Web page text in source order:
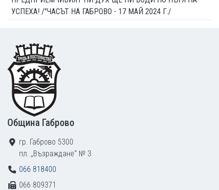
УСПЕХА! /"ЧАСЪТ НА ГАБРОВО - 17 МАЙ 2024 Г./
Footer
Община Габрово
гр. Габрово 5300
пл. „Възраждане“ № 3
066 818400
066 809371